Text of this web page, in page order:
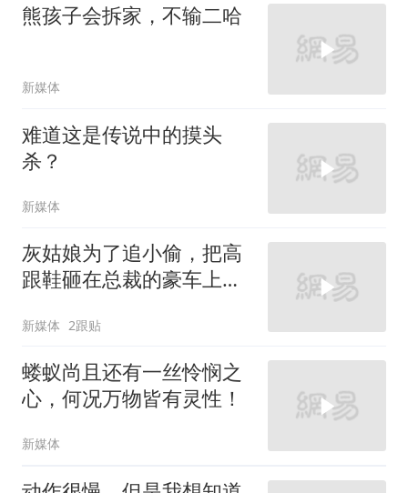
熊孩子会拆家，不输二哈
新媒体
难道这是传说中的摸头
杀？
新媒体
灰姑娘为了追小偷，把高
跟鞋砸在总裁的豪车上，
新媒体 2跟贴
蝼蚁尚且还有一丝怜悯之
心，何况万物皆有灵性！
新媒体